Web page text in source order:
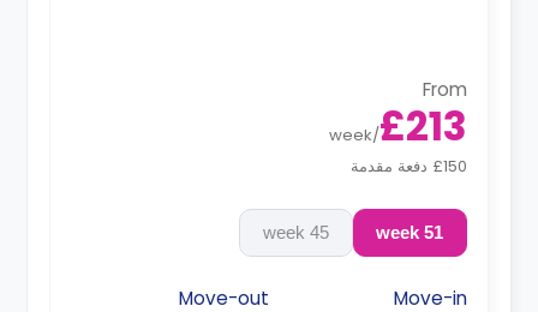
From
£213
/
week
£150 دفعة مقدمة
51 week
45 week
Move-in
Move-out